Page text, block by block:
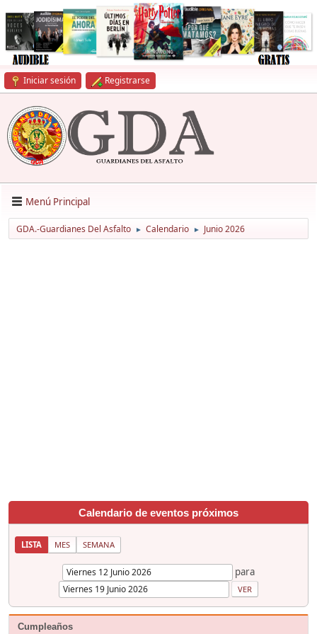
Iniciar sesión Registrarse
Menú Principal
GDA.-Guardianes Del Asfalto ► Calendario ► Junio 2026
Calendario de eventos próximos
LISTA MES SEMANA
para
Cumpleaños